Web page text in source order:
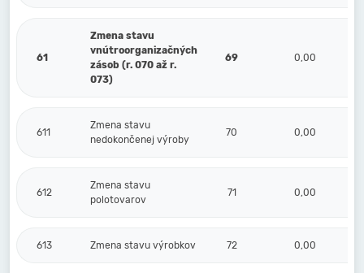
61
Zmena stavu
vnútroorganizačných
zásob (r. 070 až r.
073)
69 0,00
611
Zmena stavu
nedokončenej výroby
70 0,00
612
Zmena stavu
polotovarov
71 0,00
613 Zmena stavu výrobkov 72 0,00